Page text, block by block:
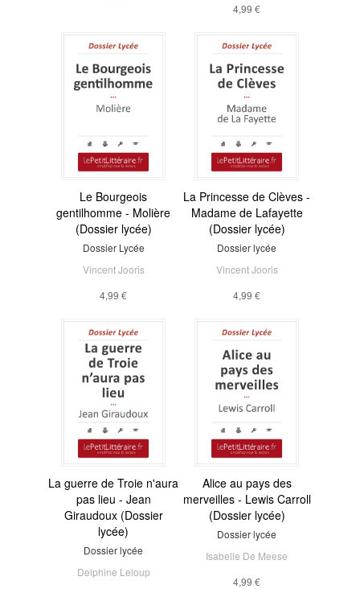
4,99 €
Le Bourgeois
gentilhomme - Molière
(Dossier lycée)
Dossier Lycée
Vincent Jooris
4,99 €
La Princesse de Clèves -
Madame de Lafayette
(Dossier lycée)
Dossier lycée
Vincent Jooris
4,99 €
La guerre de Troie n'aura
pas lieu - Jean
Giraudoux (Dossier
lycée)
Dossier lycée
Delphine Leloup
Alice au pays des
merveilles - Lewis Carroll
(Dossier lycée)
Dossier lycée
Isabelle De Meese
4,99 €